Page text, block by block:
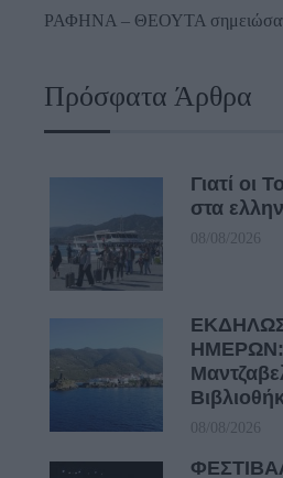
ΡΑΦΗΝΑ – ΘΕΟΥΤΑ
Πρόσφατα Άρθρα
Γιατί οι
στα
08/08/2026
ΗΜΕΡΩΝ:
08/08/2026